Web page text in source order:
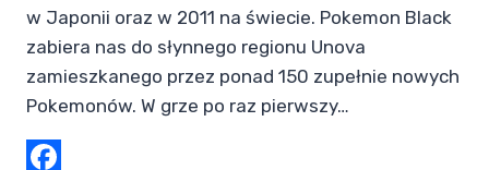
w Japonii oraz w 2011 na świecie. Pokemon Black
zabiera nas do słynnego regionu Unova
zamieszkanego przez ponad 150 zupełnie nowych
Pokemonów. W grze po raz pierwszy…